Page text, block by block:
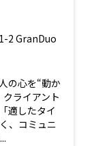
2 GranDuo
の心を“動か
ライアント
適したタイ
、コミュニ